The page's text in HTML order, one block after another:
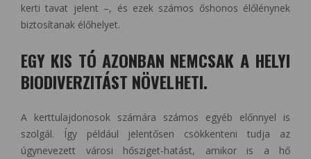
kerti tavat jelent –, és ezek számos őshonos élőlénynek
biztosítanak élőhelyet.
EGY KIS TÓ AZONBAN NEMCSAK A HELYI
BIODIVERZITÁST NÖVELHETI.
A kerttulajdonosok számára számos egyéb előnnyel is
szolgál. Így például jelentősen csökkenteni tudja az
úgynevezett városi hősziget-hatást, amikor is a hő